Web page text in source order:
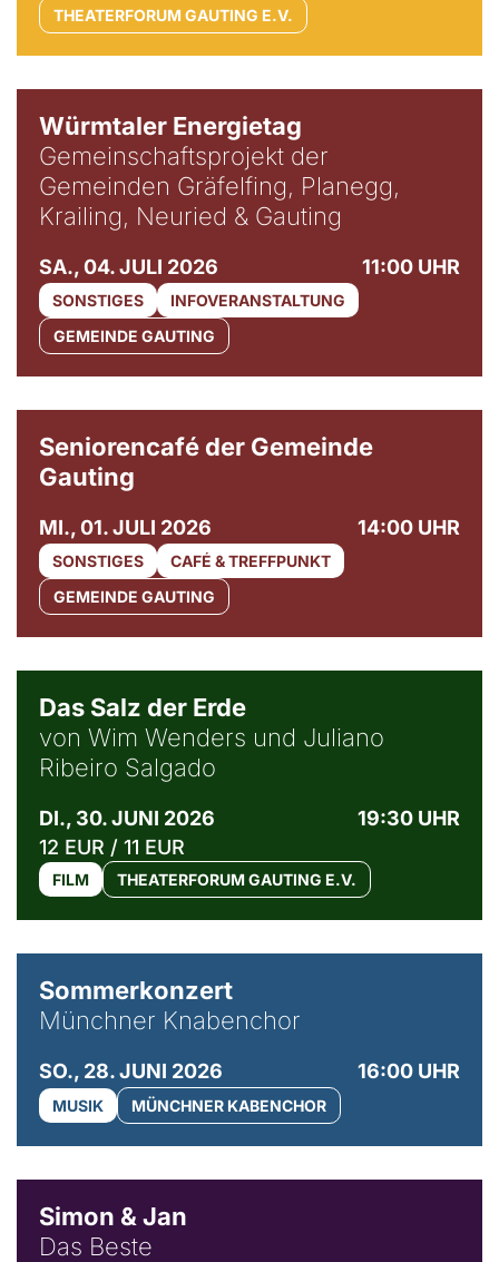
THEATERFORUM GAUTING E.V.
Würmtaler Energietag
Gemeinschaftsprojekt der
Gemeinden Gräfelfing, Planegg,
Krailing, Neuried & Gauting
SA., 04. JULI 2026 11:00 UHR
SONSTIGES
INFOVERANSTALTUNG
GEMEINDE GAUTING
Seniorencafé der Gemeinde
Gauting
MI., 01. JULI 2026 14:00 UHR
SONSTIGES
CAFÉ & TREFFPUNKT
GEMEINDE GAUTING
Das Salz der Erde
von Wim Wenders und Juliano
Ribeiro Salgado
DI., 30. JUNI 2026
19:30 UHR
12 EUR / 11 EUR
FILM THEATERFORUM GAUTING E.V.
Sommerkonzert
Münchner Knabenchor
SO., 28. JUNI 2026 16:00 UHR
MUSIK MÜNCHNER KABENCHOR
Simon & Jan
Das Beste